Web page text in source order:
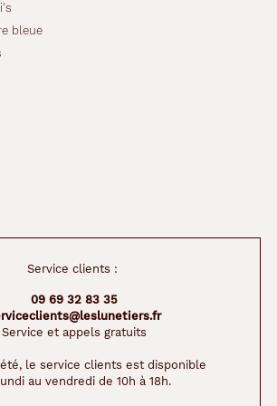
bleue
Service clients :
09 69 32 83 35
Service et appels gratuits
le service clients est disponible
au vendredi de 10h à 18h.